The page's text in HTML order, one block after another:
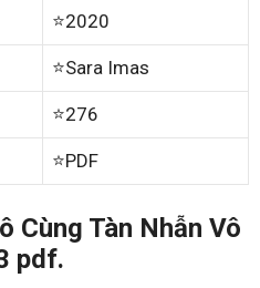
⭐2020
⭐Sara Imas
⭐276
⭐PDF
Cùng Tàn Nhẫn Vô
pdf.